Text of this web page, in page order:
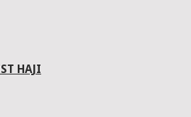
HAJI